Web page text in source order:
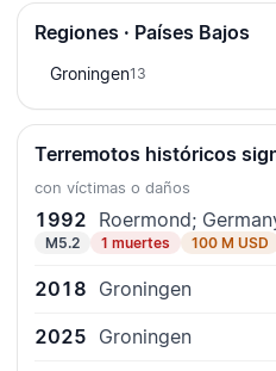
Regiones · Países Bajos
Groningen13
Terremotos históricos
con víctimas o daños
1992 Roermond;
M5.2 1 muertes 100 M USD
2018 Groningen
2025 Groningen